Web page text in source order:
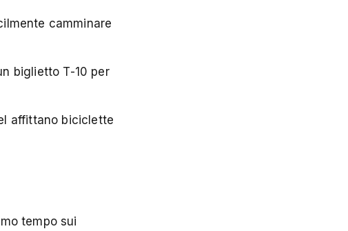
camminare
biglietto T-10 per
affittano biciclette
tempo sui